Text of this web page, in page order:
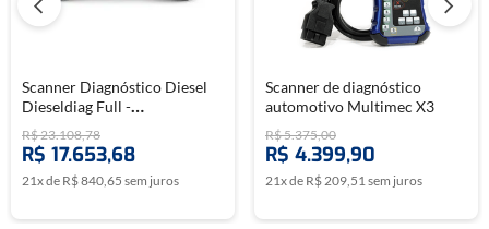
Scanner Diagnóstico Diesel
Dieseldiag Full -
CHIPTRONIC
R$23.108,78
R$ 17.653,68
21x de R$840,65 sem juros
Scanner de diagnóstico
automotivo Multimec X3
R$5.375,00
R$ 4.399,90
21x de R$209,51sem juros